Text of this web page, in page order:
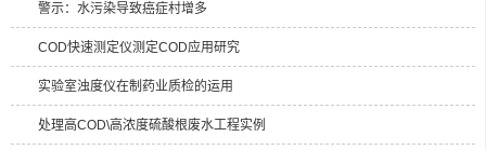
警示：水污染导致癌症村增多
COD快速测定仪测定COD应用研究
实验室浊度仪在制药业质检的运用
处理高COD\高浓度硫酸根废水工程实例